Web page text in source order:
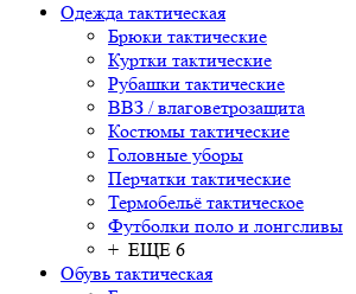
Одежда тактическая
Брюки тактические
Куртки тактические
Рубашки тактические
ВВЗ / влаговетрозащита
Костюмы тактические
Головные уборы
Перчатки тактические
Термобельё тактическое
Футболки поло и лонгсливы
+ ЕЩЕ 6
Обувь тактическая